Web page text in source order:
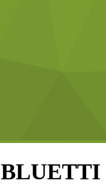
BLUETTI